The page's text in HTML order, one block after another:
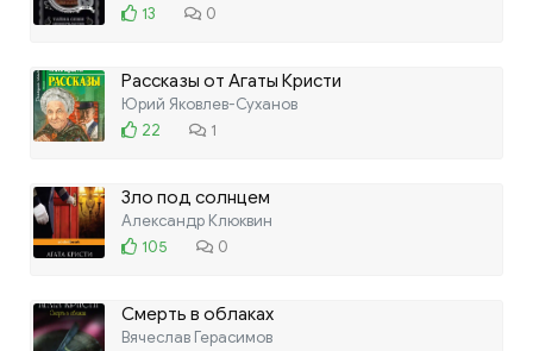
13
0
Рассказы от Агаты Кристи
Юрий Яковлев-Суханов
22
1
Зло под солнцем
Александр Клюквин
105
0
Смерть в облаках
Вячеслав Герасимов